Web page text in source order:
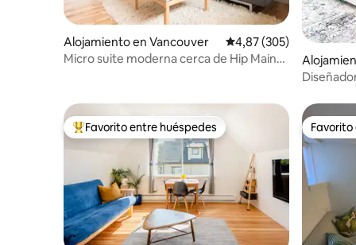
Alojamiento en Vancouver Calificación promedio:
4,87 (305)
Micro suite moderna cerca de Hip Main
Favorito entre los huéspedes más destacados
Favorito entre huéspedes